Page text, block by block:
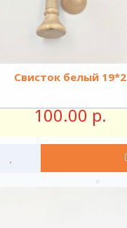
Свисток белый 19*2
100.00 р.